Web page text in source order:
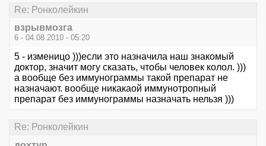
Re: Ронколейкин
взрывмозга
6 - 04.08.2010 - 05:20
5 - изменицо )))если это назначила наш знакомый
доктор, значит могу сказать, чтобы человек колол. )))
а вообще без иммунограммы такой препарат не
назначают. вообще никакаой иммунотропный
препарат без иммунограммы назначать нельзя )))
Re: Ронколейкин